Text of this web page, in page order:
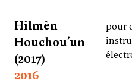
Hilmèn
Houchou’un
(2017)
pour
2016